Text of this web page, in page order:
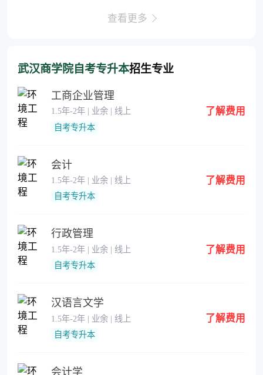
查看更多
武汉商学院自考专升本招生专业
工商企业管理
1.5年-2年 | 业余 | 线上
自考专升本
了解费用
会计
1.5年-2年 | 业余 | 线上
自考专升本
了解费用
行政管理
1.5年-2年 | 业余 | 线上
自考专升本
了解费用
汉语言文学
1.5年-2年 | 业余 | 线上
自考专升本
了解费用
会计学